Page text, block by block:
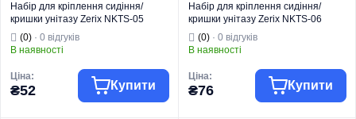
Набір для кріплення сидіння/
кришки унітазу Zerix NKTS-05
(ZX5593)
(0) · 0 відгуків
В наявності
Ціна:
₴52 Купити
Набір для кріплення сидіння/
кришки унітазу Zerix NKTS-06
(ZX5592)
(0)· 0 відгуків
В наявності
Ціна:
₴76 Купити